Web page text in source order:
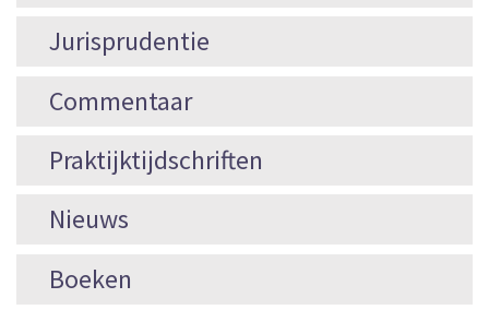
Jurisprudentie
Commentaar
Praktijktijdschriften
Nieuws
Boeken